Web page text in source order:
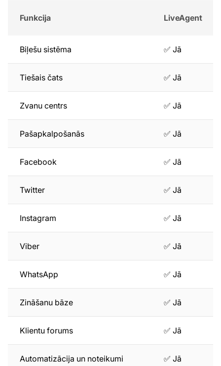
Funkcija LiveAgent
Biļešu sistēma ✅ Jā
Tiešais čats ✅ Jā
Zvanu centrs ✅ Jā
Pašapkalpošanās ✅ Jā
Facebook ✅ Jā
Twitter ✅ Jā
Instagram ✅ Jā
Viber ✅ Jā
WhatsApp ✅ Jā
Zināšanu bāze ✅ Jā
Klientu forums ✅ Jā
Automatizācija un noteikumi ✅ Jā